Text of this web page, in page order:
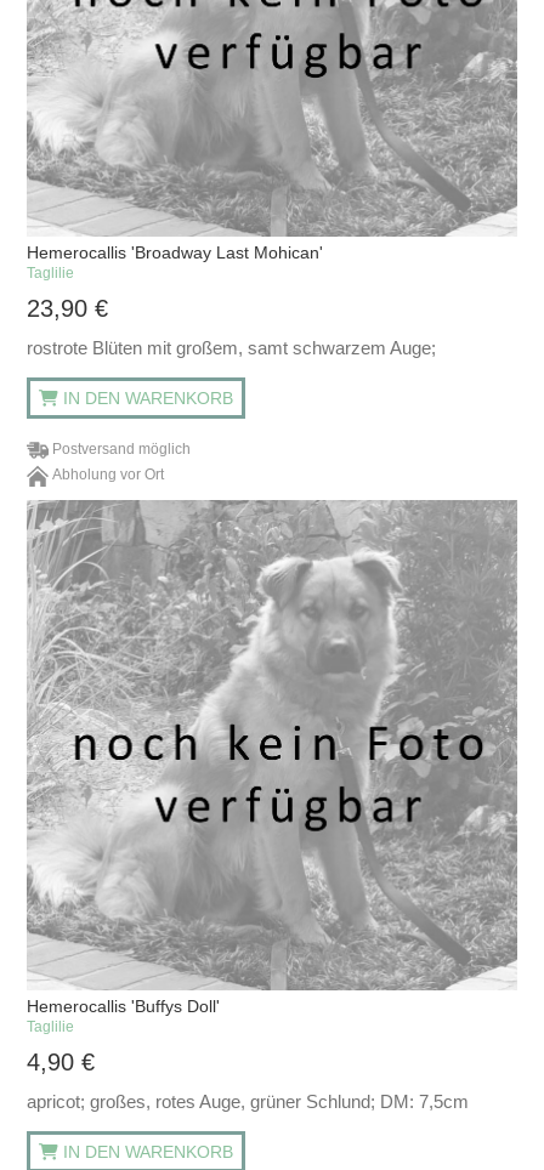
Hemerocallis 'Broadway Last Mohican'
Taglilie
23,90€
rostrote Blüten mit großem, samt schwarzem Auge;
IN DEN WARENKORB
Postversand möglich
Abholung vor Ort
Hemerocallis 'Buffys Doll'
Taglilie
4,90€
apricot; großes, rotes Auge, grüner Schlund; DM: 7,5cm
IN DEN WARENKORB